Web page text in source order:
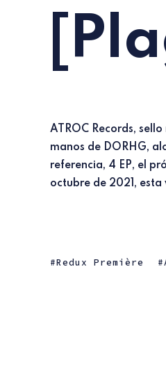
ATROC Records,
manos de DORHG,
referencia, 4 EP, el
octubre de 2021, esta
con un nuevo VA que
Plague, Joaquin
Redux Première